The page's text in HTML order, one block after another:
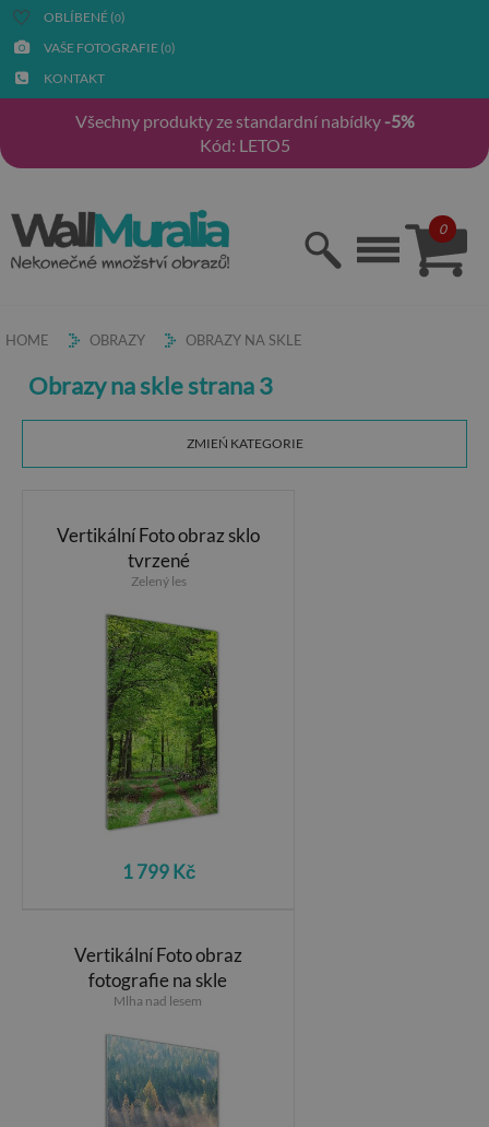
OBLÍBENÉ (0)
VAŠE FOTOGRAFIE (0)
KONTAKT
Všechny produkty ze standardní nabídky -5%
Kód: LETO5
0
HOME OBRAZY OBRAZY NA SKLE
Obrazy na skle strana 3
ZMIEŃ KATEGORIE
Vertikální Foto obraz sklo
tvrzené
Zelený les
1 799 Kč
Vertikální Foto obraz
fotografie na skle
Mlha nad lesem